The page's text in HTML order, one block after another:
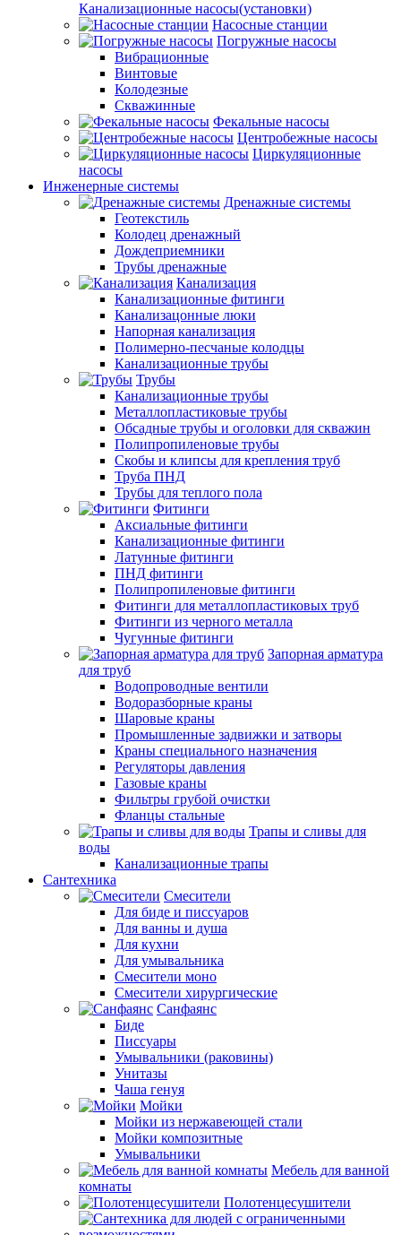
Канализационные насосы(установки)
Насосные станции
Погружные насосы
Вибрационные
Винтовые
Колодезные
Скважинные
Фекальные насосы
Центробежные насосы
Циркуляционные
насосы
Инженерные системы
Дренажные системы
Геотекстиль
Колодец дренажный
Дождеприемники
Трубы дренажные
Канализация
Канализационные фитинги
Канализацонные люки
Напорная канализация
Полимерно-песчаные колодцы
Канализационные трубы
Трубы
Канализационные трубы
Металлопластиковые трубы
Обсадные трубы и оголовки для скважин
Полипропиленовые трубы
Скобы и клипсы для крепления труб
Труба ПНД
Трубы для теплого пола
Фитинги
Аксиальные фитинги
Канализационные фитинги
Латунные фитинги
ПНД фитинги
Полипропиленовые фитинги
Фитинги для металлопластиковых труб
Фитинги из черного металла
Чугунные фитинги
Запорная арматура
для труб
Водопроводные вентили
Водоразборные краны
Шаровые краны
Промышленные задвижки и затворы
Краны специального назначения
Регуляторы давления
Газовые краны
Фильтры грубой очистки
Фланцы стальные
Трапы и сливы для
воды
Канализационные трапы
Сантехника
Смесители
Для биде и писсуаров
Для ванны и душа
Для кухни
Для умывальника
Смесители моно
Смесители хирургические
Санфаянс
Биде
Писсуары
Умывальники (раковины)
Унитазы
Чаша генуя
Мойки
Мойки из нержавеющей стали
Мойки композитные
Умывальники
Мебель для ванной
комнаты
Полотенцесушители